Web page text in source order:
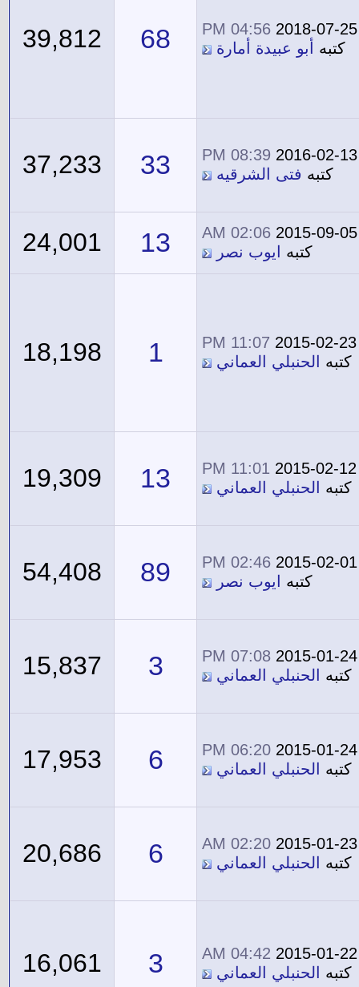
2018-07-25
04:56 PM
كتبه
أبو عبيدة أمارة 68
39,812
2016-02-13
08:39 PM
كتبه فتى الشرقيه 33
37,233
2015-09-05
02:06 AM
كتبه
ايوب نصر 13
24,001
2015-02-23
11:07 PM
كتبه
الحنبلي العماني 1
18,198
2015-02-12
11:01 PM
كتبه
الحنبلي العماني 13
19,309
2015-02-01
02:46 PM
كتبه
ايوب نصر 89
54,408
2015-01-24
07:08 PM
كتبه
الحنبلي العماني 3
15,837
2015-01-24
06:20 PM
كتبه
الحنبلي العماني 6
17,953
2015-01-23
02:20 AM
كتبه
الحنبلي العماني 6
20,686
2015-01-22
04:42 AM
كتبه
الحنبلي العماني 3
16,061